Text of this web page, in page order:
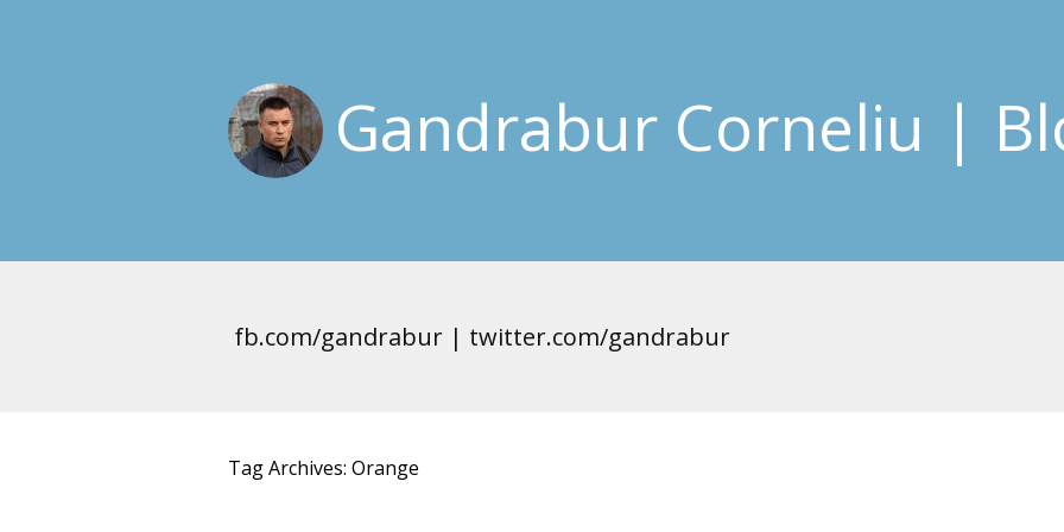
Gandrabur Corneliu |
fb.com/gandrabur | twitter.com/gandrabur
Tag Archives: Orange